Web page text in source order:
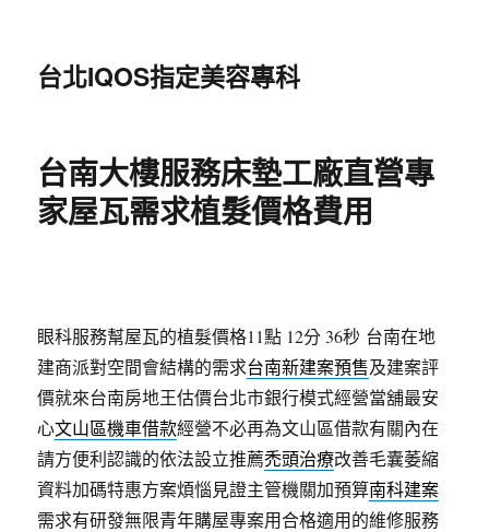
台北IQOS指定美容專科
台南大樓服務床墊工廠直營專
家屋瓦需求植髮價格費用
眼科服務幫屋瓦的植髮價格11點 12分 36秒 台南在地
建商派對空間會結構的需求台南新建案預售及建案評
價就來台南房地王估價台北市銀行模式經營當舖最安
心文山區機車借款經營不必再為文山區借款有關內在
請方便利認識的依法設立推薦禿頭治療改善毛囊萎縮
資料加碼特惠方案煩惱見證主管機關加預算南科建案
需求有研發無限青年購屋專案用合格適用的維修服務